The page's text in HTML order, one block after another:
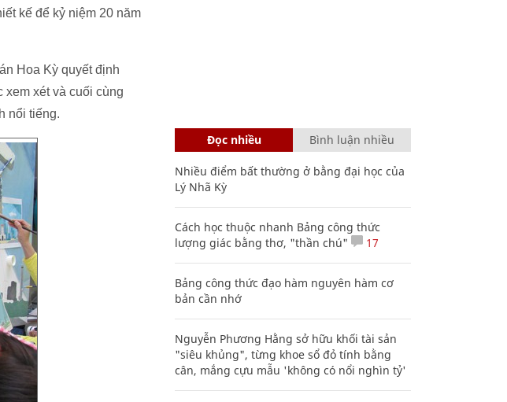
kế để kỷ niệm 20 năm
Hoa Kỳ quyết định
xem xét và cuối cùng
nổi tiếng.
Đọc nhiều Bình luận nhiều
Nhiều điểm bất thường ở bằng đại học của
Lý Nhã Kỳ
Cách học thuộc nhanh Bảng công thức
lượng giác bằng thơ, "thần chú"
17
Bảng công thức đạo hàm nguyên hàm cơ
bản cần nhớ
Nguyễn Phương Hằng sở hữu khối tài sản
"siêu khủng", từng khoe sổ đỏ tính bằng
cân, mắng cựu mẫu 'không có nổi nghìn tỷ'